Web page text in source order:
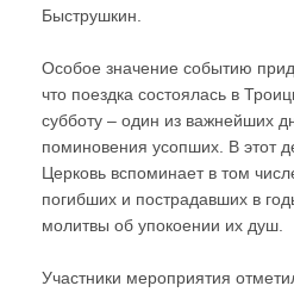
Быструшкин.
Особое значение событию
что поездка состоялась в
субботу – один из важнейших
поминовения усопших. В этот
Церковь вспоминает в том
погибших и пострадавших в
молитвы об упокоении их душ.
Участники мероприятия